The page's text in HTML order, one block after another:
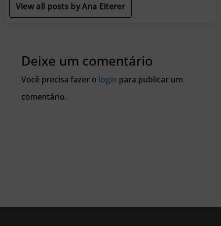
View all posts by Ana Eiterer
Deixe um comentário
Você precisa fazer o login para publicar um
comentário.